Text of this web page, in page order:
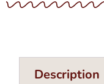
Description